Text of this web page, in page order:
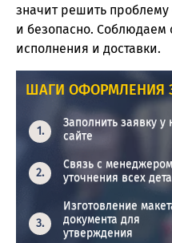
значит решить
и безопасно. Соблюдаем
исполнения и доставки.
ШАГИ ОФОРМЛЕНИЯ
Заполнить заявку у
сайте
Связь с
уточнения всех
Изготовление
документа для
утверждения